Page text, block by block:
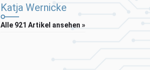
Katja Wernicke
Alle 921 Artikel ansehen »